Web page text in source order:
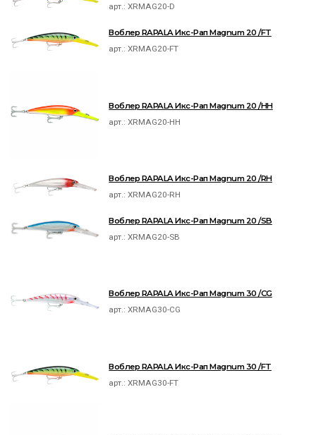
арт.:XRMAG20-D
Воблер RAPALA Икс-Рап Magnum 20 /FT
арт.:XRMAG20-FT
Воблер RAPALA Икс-Рап Magnum 20 /HH
арт.:XRMAG20-HH
Воблер RAPALA Икс-Рап Magnum 20 /RH
арт.:XRMAG20-RH
Воблер RAPALA Икс-Рап Magnum 20 /SB
арт.:XRMAG20-SB
Воблер RAPALA Икс-Рап Magnum 30 /CG
арт.:XRMAG30-CG
Воблер RAPALA Икс-Рап Magnum 30 /FT
арт.:XRMAG30-FT